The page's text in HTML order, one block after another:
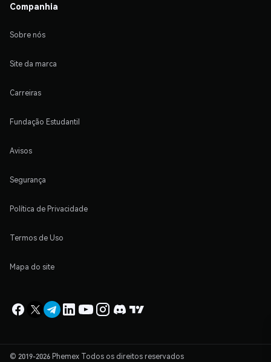
Companhia
Sobre nós
Site da marca
Carreiras
Fundação Estudantil
Avisos
Segurança
Política de Privacidade
Termos de Uso
Mapa do site
© 2019-2026 Phemex Todos os direitos reservados